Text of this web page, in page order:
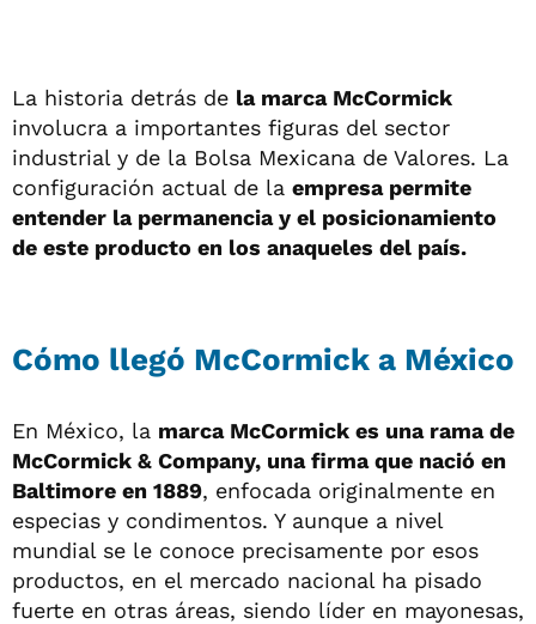
La historia detrás de la marca McCormick
involucra a importantes figuras del sector
industrial y de la Bolsa Mexicana de Valores. La
configuración actual de la empresa permite
entender la permanencia y el posicionamiento
de este producto en los anaqueles del país.
Cómo llegó McCormick a México
En México, la marca McCormick es una rama de
McCormick & Company, una firma que nació en
Baltimore en 1889, enfocada originalmente en
especias y condimentos. Y aunque a nivel
mundial se le conoce precisamente por esos
productos, en el mercado nacional ha pisado
fuerte en otras áreas, siendo líder en mayonesas,